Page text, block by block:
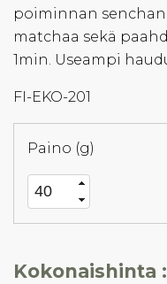
poiminnan
matchaa sekä
1min. Useampi
FI-EKO-201
Paino (g)
Kokonaishinta :